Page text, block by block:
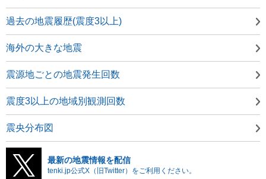
過去の地震履歴(震度3以上)
海外の大きな地震
震源地ごとの地震発生回数
震度3以上の地域別観測回数
震央分布図
最新の地震情報を配信
tenki.jp公式X（旧Twitter）をご利用ください。